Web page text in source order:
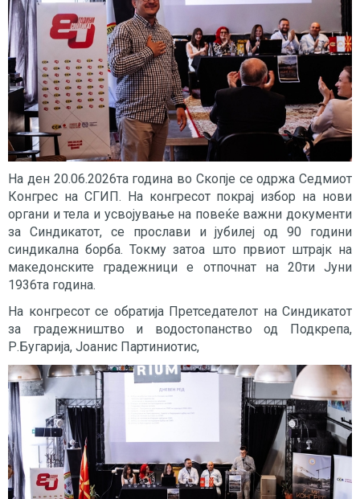
На ден 20.06.2026та година во Скопје се одржа Седмиот
Конгрес на СГИП. На конгресот покрај избор на нови
органи и тела и усвојување на повеќе важни документи
за Синдикатот, се прослави и јубилеј од 90 години
синдикална борба. Токму затоа што првиот штрајк на
македонските градежници е отпочнат на 20ти Јуни
1936та година.
На конгресот се обратија Претседателот на Синдикатот
за градежништво и водостопанство од Подкрепа,
Р.Бугарија, Јоанис Партиниотис,